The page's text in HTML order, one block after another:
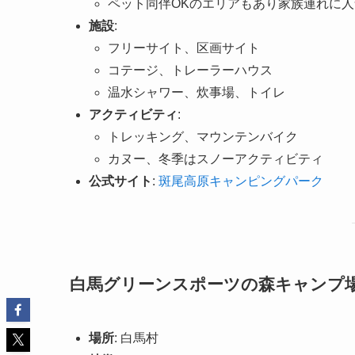
ペット同伴OKのエリアもあり家族連れに
施設:
フリーサイト、区画サイト
コテージ、トレーラーハウス
温水シャワー、炊事場、トイレ
アクティビティ:
トレッキング、マウンテンバイク
カヌー、冬季はスノーアクティビティ
公式サイト : 斑尾高原キャンピングパーク
白馬グリーンスポーツの森キャンプ
場所: 白馬村